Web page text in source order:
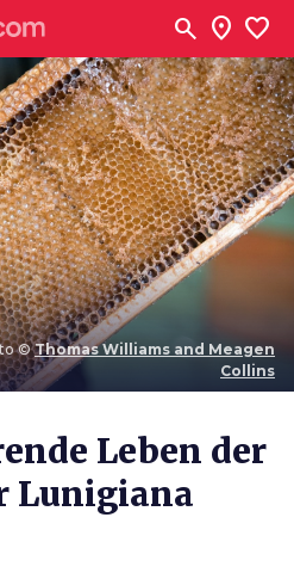
search location_on favorite
© Thomas Williams and Meagen
Collins
Leben der
Lunigiana